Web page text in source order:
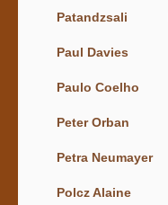
Patandzsali
Paul Davies
Paulo Coelho
Peter Orban
Petra Neumayer
Polcz Alaine